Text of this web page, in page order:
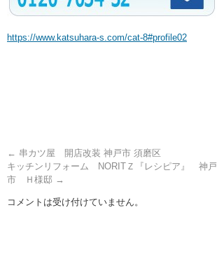
https://www.katsuhara-s.com/cat-8#profile02
← 串カツ屋 開店改装 神戸市 須磨区
キッチンリフォーム NORITＺ『レシピア』 神戸
市 Ｈ様邸 →
コメントは受け付けていません。